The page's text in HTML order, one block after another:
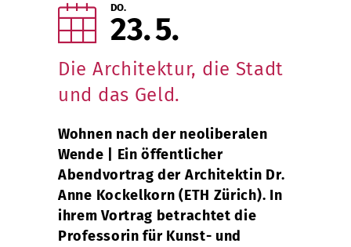
DO.
23 5
Die Architektur, die Stadt
und das Geld.
Wohnen nach der neoliberalen
Wende | Ein öffentlicher
Abendvortrag der Architektin Dr.
Anne Kockelkorn (ETH Zürich). In
ihrem Vortrag betrachtet die
Professorin für Kunst- und